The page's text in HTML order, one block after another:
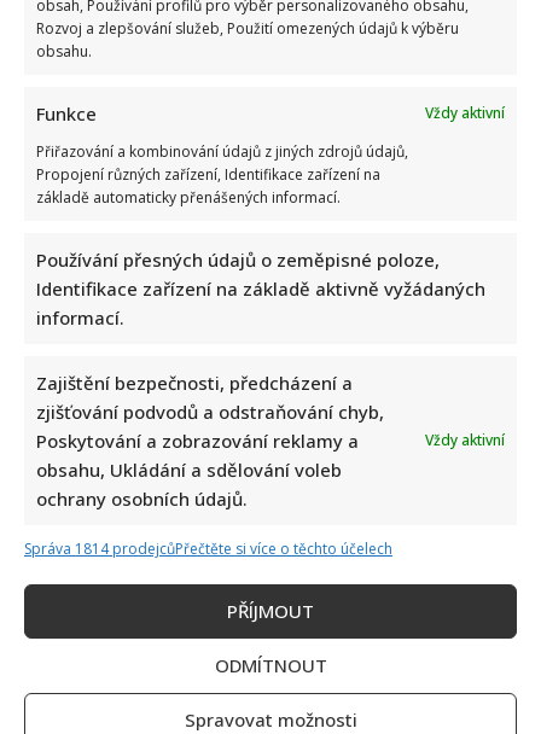
obsah, Používání profilů pro výběr personalizovaného obsahu,
Rozvoj a zlepšování služeb, Použití omezených údajů k výběru
obsahu.
Funkce
Vždy aktivní
Přiřazování a kombinování údajů z jiných zdrojů údajů,
Propojení různých zařízení, Identifikace zařízení na
základě automaticky přenášených informací.
Používání přesných údajů o zeměpisné poloze,
Identifikace zařízení na základě aktivně vyžádaných
informací.
Zajištění bezpečnosti, předcházení a
zjišťování podvodů a odstraňování chyb,
Poskytování a zobrazování reklamy a
obsahu, Ukládání a sdělování voleb
ochrany osobních údajů.
Vždy aktivní
Správa 1814 prodejcůPřečtěte si více o těchto účelech
PŘÍJMOUT
ODMÍTNOUT
Spravovat možnosti
Jak bydlí Bára Basiková: Velký byt vyměnila za menší, přesto
Petr Rychlý slaví 61 let: Už nějakou dobu tu však vůbec
nemusel být. Za svůj život vděčí manželce
Jak bydlí Jan Bendig: Domov známého zpěváka nepůsobí
nijak přepychově, zaujme spíše svou osobností